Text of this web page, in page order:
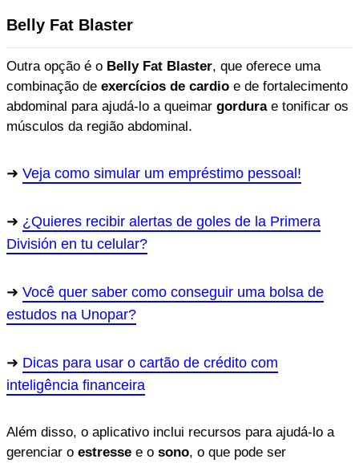
Belly Fat Blaster
Outra opção é o Belly Fat Blaster, que oferece uma
combinação de exercícios de cardio e de fortalecimento
abdominal para ajudá-lo a queimar gordurae tonificar os
músculos da região abdominal.
Veja como simular um empréstimo pessoal!
¿Quieres recibir alertas de goles de la Primera
División en tu celular?
Você quer saber como conseguir uma bolsa de
estudos na Unopar?
Dicas para usar o cartão de crédito com
inteligência financeira
Além disso, o aplicativo inclui recursos para ajudá-lo a
gerenciar o estresse e o sono, o que pode ser